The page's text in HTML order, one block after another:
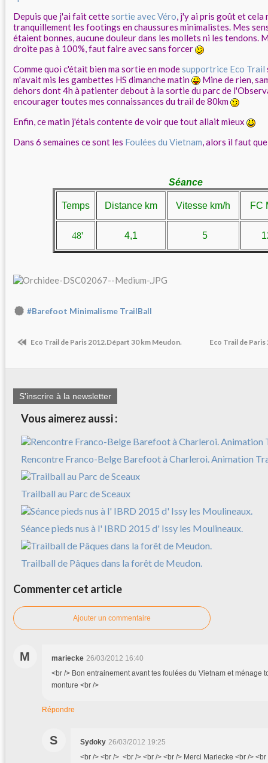
Depuis que j'ai fait cettesortie avec Véro, j'y ai pris goût et cela
tranquillement les footings en chaussures minimalistes. Mes
étaient bonnes, aucune douleur dans les mollets ni les tendons.
droite pas à 100%, faut faire avec sans forcer
Comme quoi c'était bien ma sortie en modesupportrice Eco Trail
m'avait mis les gambettes HS dimanche matin
Mine de rien,
dehors dont 4h à patienter debout à la sortie du parc de
encourager toutes mes connaissances du trail de 80km
Enfin, ce matin j'étais contente de voir que tout allait mieux
Dans 6 semaines ce sont les Foulées du Vietnam, alors il faut
Séance
Temps Distance km Vitesse km/h FC
48' 4,1 5
#Barefoot Minimalisme TrailBall
Eco Trail de Paris 2012.Départ 30 km Meudon. Eco Trail de
S'inscrire à la newsletter
Vous aimerez aussi :
Rencontre Franco-Belge Barefoot à Charleroi. Animation
Trailball au Parc de Sceaux
Séance pieds nus à l' IBRD 2015 d' Issy les Moulineaux.
Trailball de Pâques dans la forêt de Meudon.
Commenter cet article
Ajouter un commentaire
M mariecke 26/03/2012 16:40
<br /> Bon entrainement avant tes foulées du Vietnam et ménage
monture <br />
Répondre
S Sydoky 26/03/2012 19:25
<br /> <br /> <br /> <br /> <br /> Merci Mariecke <br /> <br